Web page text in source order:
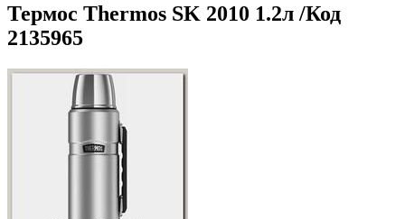
Термос Thermos SK 2010 1.2л /Код
2135965